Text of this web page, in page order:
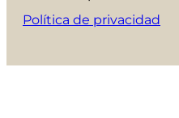
Política de privacidad